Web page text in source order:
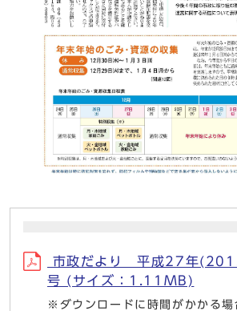
市政だより 平成27年
号 (サイズ：1.11MB)
※ダウンロードに時間がかかる場